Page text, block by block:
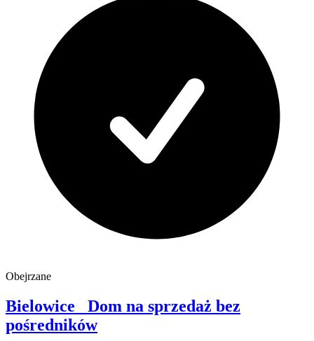
Obejrzane
Bielowice Dom na sprzedaż bez
pośredników